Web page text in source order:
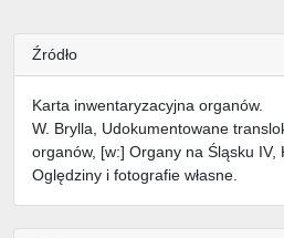
Źródło
Karta inwentaryzacyjna organów.
W. Brylla, Udokumentowane
organów, [w:] Organy na Śląsku IV,
Oględziny i fotografie własne.